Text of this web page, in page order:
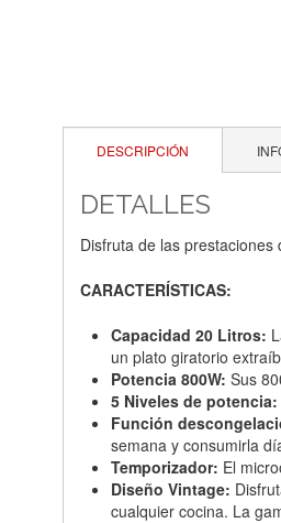
DESCRIPCIÓN
DETALLES
Disfruta de las
CARACTERÍSTICAS:
Capacidad 20 Litros:
un plato giratorio
Potencia 800W: Sus
5 Niveles de potencia:
Función
semana y consumirla
Temporizador: El
Diseño Vintage:
cualquier cocina. La